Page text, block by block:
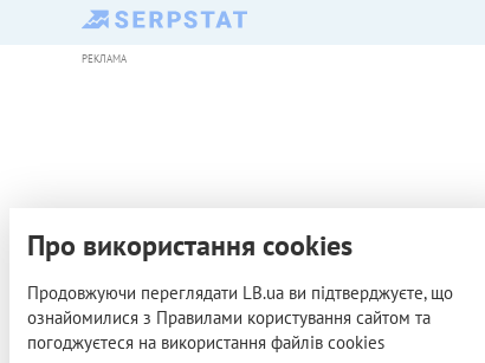
РЕКЛАМА
Про використання cookies
Продовжуючи переглядати LB.ua ви підтверджуєте, що
ознайомилися з Правилами користування сайтом та
погоджуєтеся на використання файлів cookies